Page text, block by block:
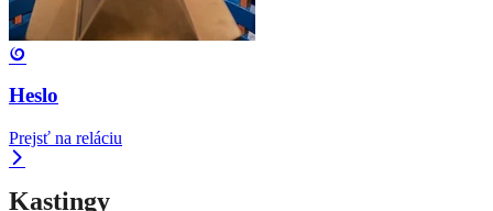
Heslo
Prejsť na reláciu
Kastingy